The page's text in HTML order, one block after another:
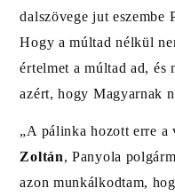
dalszövege jut
Hogy a múltad nélkül
értelmet a múltad ad, és
azért, hogy Magyarnak
„A pálinka hozott erre
Zoltán, Panyola
azon munkálkodtam,